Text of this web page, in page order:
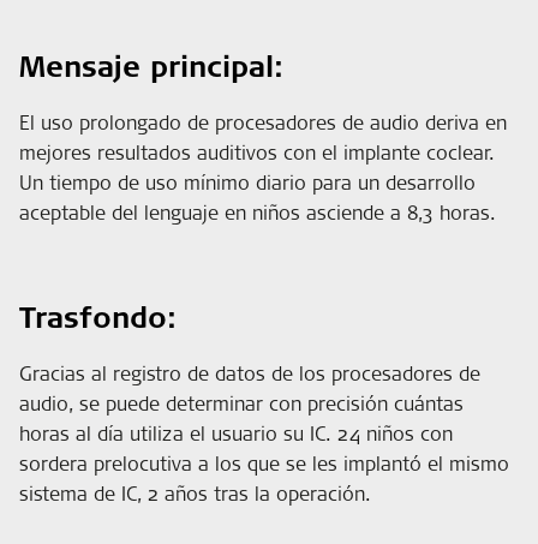
Mensaje principal:
El uso prolongado de procesadores de audio deriva en
mejores resultados auditivos con el implante coclear.
Un tiempo de uso mínimo diario para un desarrollo
aceptable del lenguaje en niños asciende a 8,3 horas.
Trasfondo:
Gracias al registro de datos de los procesadores de
audio, se puede determinar con precisión cuántas
horas al día utiliza el usuario su IC. 24 niños con
sordera prelocutiva a los que se les implantó el mismo
sistema de IC, 2 años tras la operación.